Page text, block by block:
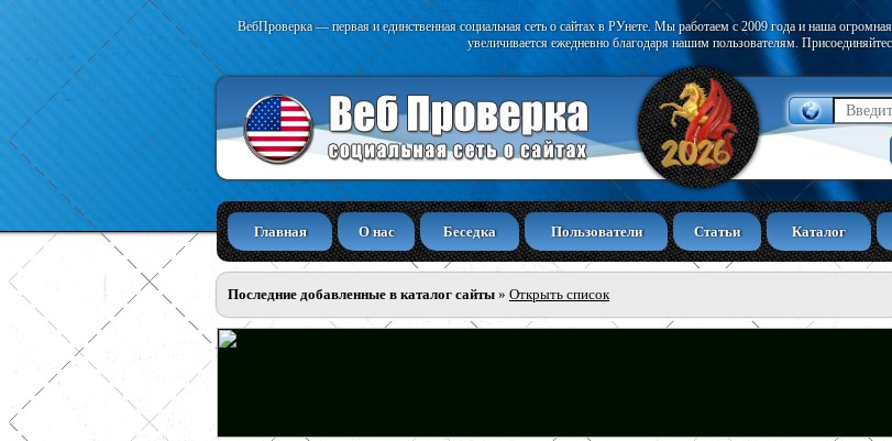
ВебПроверка — первая и единственная социальная сеть о сайтах в РУнете. Мы работаем с 2009 года и наша
увеличивается ежедневно благодаря нашим пользователям.
Главная О нас Беседка Пользователи Статьи Каталог
Последние добавленные в каталог сайты » Открыть список